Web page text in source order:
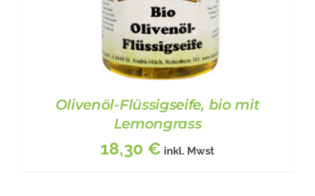
Olivenöl-Flüssigseife, bio mit
Lemongrass
18,30 € inkl. Mwst